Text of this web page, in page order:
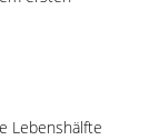
Lebenshälfte